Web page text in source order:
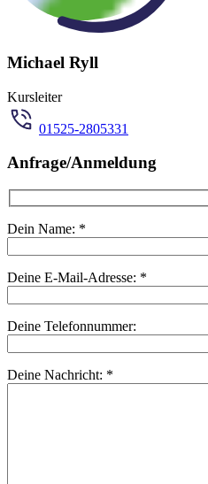
Michael Ryll
Kursleiter
01525-2805331
Anfrage/Anmeldung
Dein Name: *
Deine E-Mail-Adresse: *
Deine Telefonnummer:
Deine Nachricht: *